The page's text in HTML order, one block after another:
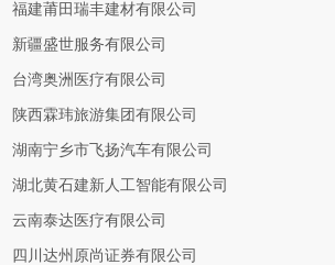
福建莆田瑞丰建材有限公司
新疆盛世服务有限公司
台湾奥洲医疗有限公司
陕西霖玮旅游集团有限公司
湖南宁乡市飞扬汽车有限公司
湖北黄石建新人工智能有限公司
云南泰达医疗有限公司
四川达州原尚证券有限公司